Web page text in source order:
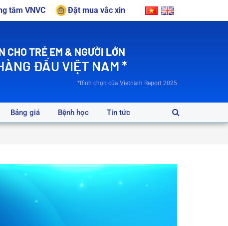
tâm VNVC Đặt mua vắc xin
CHO TRẺ EM & NGƯỜI LỚN
ĐẦU VIỆT NAM *
*Bình chọn của Vietnam Report 2025
Bảng giá Bệnh học Tin tức